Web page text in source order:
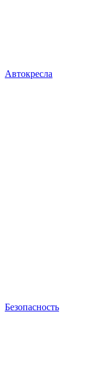
Автокресла
Безопасность